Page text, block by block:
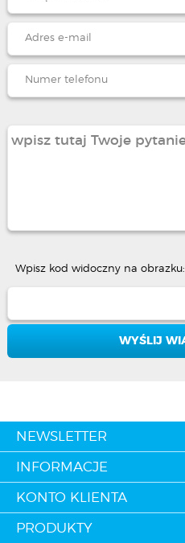
Wpisz kod widoczny na obrazku:
NEWSLETTER
INFORMACJE
KONTO KLIENTA
PRODUKTY